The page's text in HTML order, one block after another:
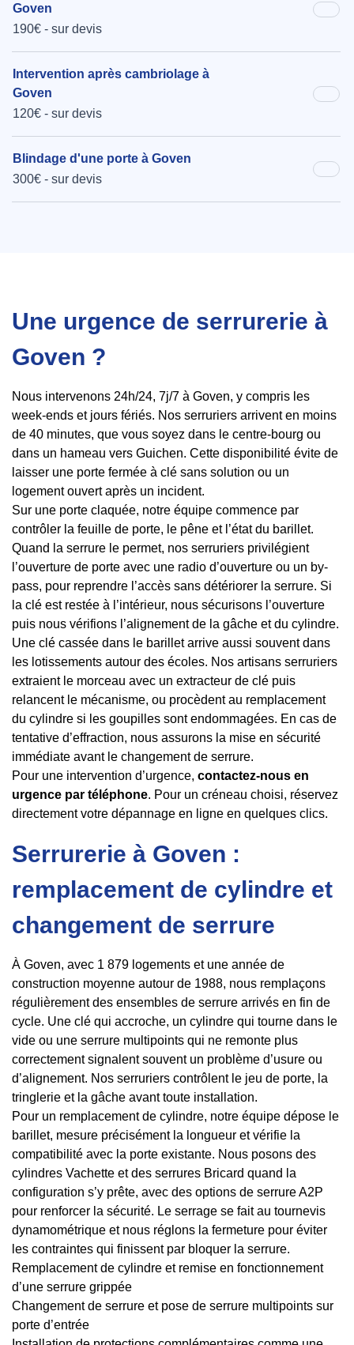
Goven
190€ - sur devis
Intervention après cambriolage à
Goven
120€ - sur devis
Blindage d'une porte à Goven
300€ - sur devis
Une urgence de serrurerie à
Goven ?
Nous intervenons 24h/24, 7j/7 à Goven, y compris les
week-ends et jours fériés. Nos serruriers arrivent en moins
de 40 minutes, que vous soyez dans le centre-bourg ou
dans un hameau vers Guichen. Cette disponibilité évite de
laisser une porte fermée à clé sans solution ou un
logement ouvert après un incident.
Sur une porte claquée, notre équipe commence par
contrôler la feuille de porte, le pêne et l’état du barillet.
Quand la serrure le permet, nos serruriers privilégient
l’ouverture de porte avec une radio d’ouverture ou un by-
pass, pour reprendre l’accès sans détériorer la serrure. Si
la clé est restée à l’intérieur, nous sécurisons l’ouverture
puis nous vérifions l’alignement de la gâche et du cylindre.
Une clé cassée dans le barillet arrive aussi souvent dans
les lotissements autour des écoles. Nos artisans serruriers
extraient le morceau avec un extracteur de clé puis
relancent le mécanisme, ou procèdent au remplacement
du cylindre si les goupilles sont endommagées. En cas de
tentative d’effraction, nous assurons la mise en sécurité
immédiate avant le changement de serrure.
Pour une intervention d’urgence, contactez-nous en
urgence par téléphone. Pour un créneau choisi, réservez
directement votre dépannage en ligne en quelques clics.
Serrurerie à Goven :
remplacement de cylindre et
changement de serrure
À Goven, avec 1 879 logements et une année de
construction moyenne autour de 1988, nous remplaçons
régulièrement des ensembles de serrure arrivés en fin de
cycle. Une clé qui accroche, un cylindre qui tourne dans le
vide ou une serrure multipoints qui ne remonte plus
correctement signalent souvent un problème d’usure ou
d’alignement. Nos serruriers contrôlent le jeu de porte, la
tringlerie et la gâche avant toute installation.
Pour un remplacement de cylindre, notre équipe dépose le
barillet, mesure précisément la longueur et vérifie la
compatibilité avec la porte existante. Nous posons des
cylindres Vachette et des serrures Bricard quand la
configuration s’y prête, avec des options de serrure A2P
pour renforcer la sécurité. Le serrage se fait au tournevis
dynamométrique et nous réglons la fermeture pour éviter
les contraintes qui finissent par bloquer la serrure.
Remplacement de cylindre et remise en fonctionnement
d’une serrure grippée
Changement de serrure et pose de serrure multipoints sur
porte d’entrée